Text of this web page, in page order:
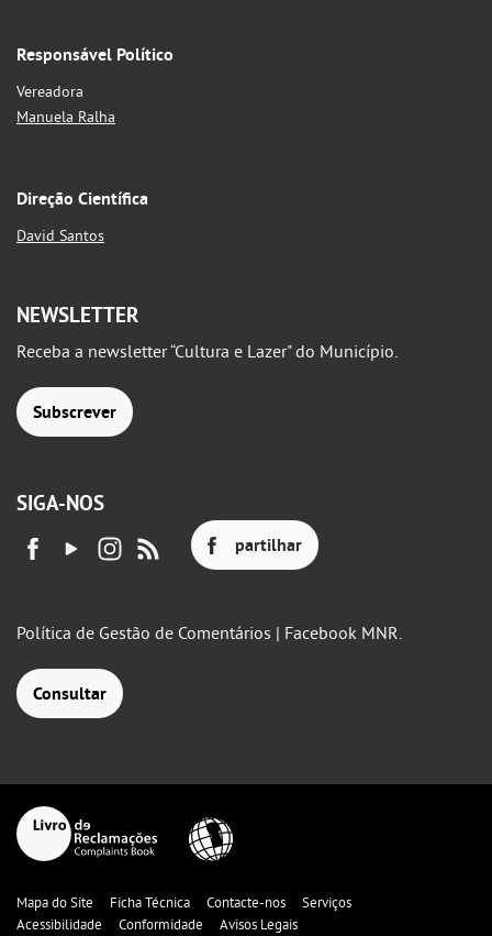
Responsável Político
Vereadora
Manuela Ralha
Direção Científica
David Santos
NEWSLETTER
Receba a newsletter “Cultura e Lazer" do Município.
Subscrever
SIGA-NOS
partilhar
Política de Gestão de Comentários | Facebook MNR.
Consultar
Mapa do Site Ficha Técnica Contacte-nos
Serviços
Acessibilidade
Conformidade Avisos Legais